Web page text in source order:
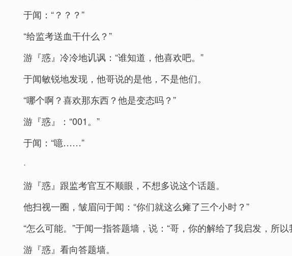
于闻：“？？？”
“给监考送血干什么？”
游『惑』冷冷地讥讽：“谁知道，他喜欢吧。”
于闻敏锐地发现，他哥说的是他，不是他们。
“哪个啊？喜欢那东西？他是变态吗？”
游『惑』：“001。”
于闻：“噫……”
·
游『惑』跟监考官互不顺眼，不想多说这个话题。
他扫视一圈，皱眉问于闻：“你们就这么瘫了三个小时？”
“怎么可能。”于闻一指答题墙，说：“哥，你的解给了我启发，所
游『惑』看向答题墙。